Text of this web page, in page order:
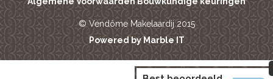
© Vendôme Makelaardij 2015
Powered by Marble IT